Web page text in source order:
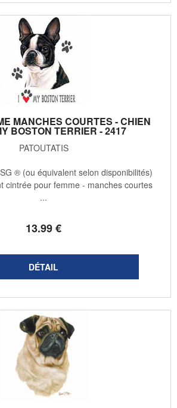
MANCHES COURTES - CHIEN
BOSTON TERRIER - 2417
PATOUTATIS
13.99€
® (ou équivalent selon disponibilités)
cintrée pour femme - manches courtes
...